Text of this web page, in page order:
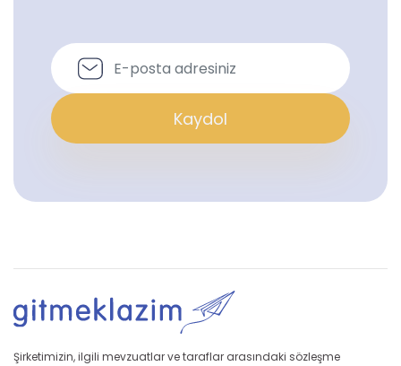
Kaydol
Şirketimizin, ilgili mevzuatlar ve taraflar arasındaki sözleşme